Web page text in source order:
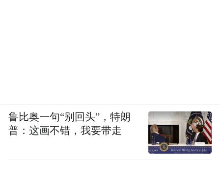
鲁比奥一句“别回头”，特朗
普：这画不错，我要带走